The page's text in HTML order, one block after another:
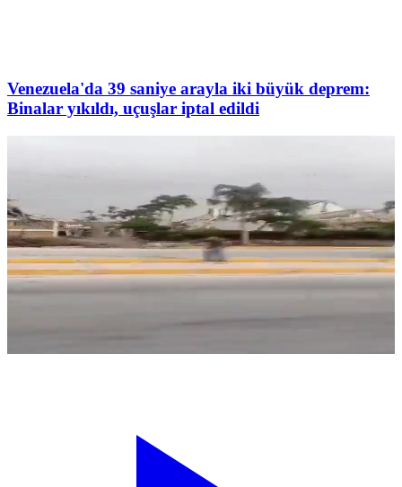
Venezuela'da 39 saniye arayla iki büyük deprem:
Binalar yıkıldı, uçuşlar iptal edildi